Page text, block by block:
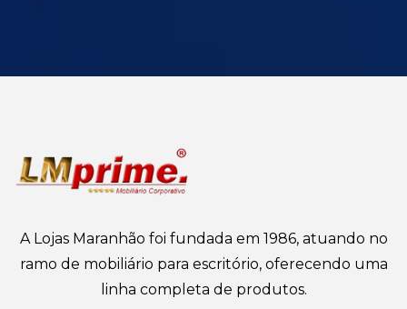
A Lojas Maranhão foi fundada em 1986, atuando no
ramo de mobiliário para escritório, oferecendo uma
linha completa de produtos.